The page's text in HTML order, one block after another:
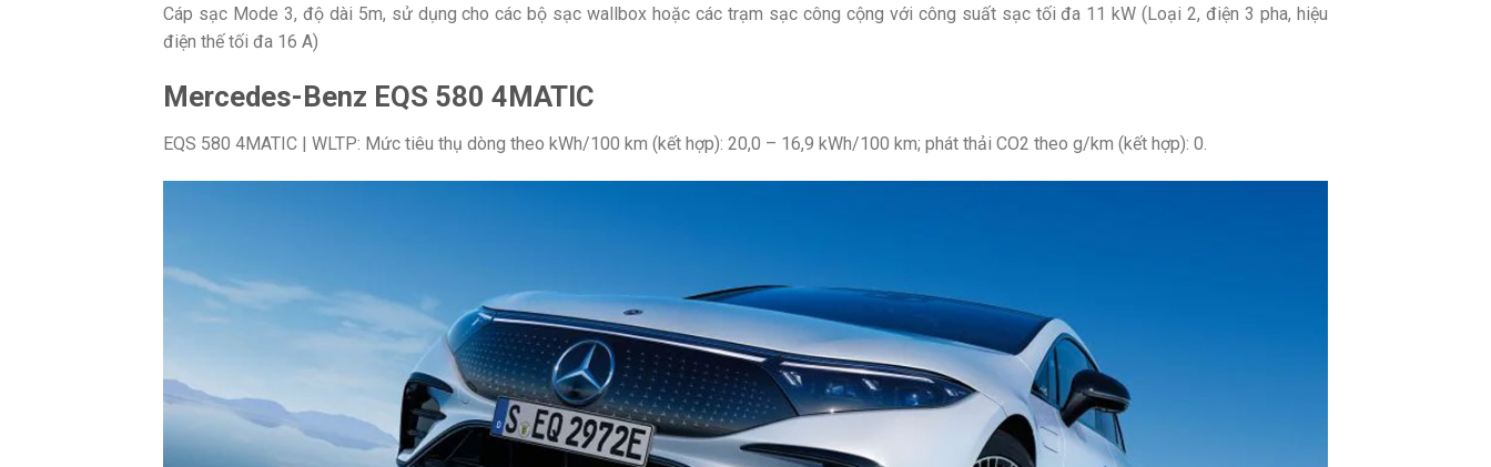
Cáp sạc Mode 3, độ dài 5m, sử dụng cho các bộ sạc wallbox hoặc các trạm sạc công cộng với công suất sạc tối đa 11 kW (Loại 2, điện 3 pha, hiệu
điện thế tối đa 16 A)
Mercedes-Benz EQS 580 4MATIC
EQS 580 4MATIC | WLTP: Mức tiêu thụ dòng theo kWh/100 km (kết hợp): 20,0 – 16,9 kWh/100 km; phát thải CO2 theo g/km (kết hợp): 0.